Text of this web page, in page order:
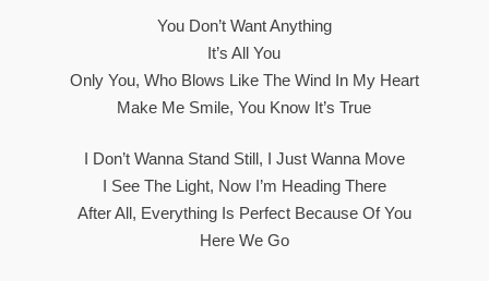
You Don’t Want Anything
It’s All You
Only You, Who Blows Like The Wind In My Heart
Make Me Smile, You Know It’s True
I Don’t Wanna Stand Still, I Just Wanna Move
I See The Light, Now I’m Heading There
After All, Everything Is Perfect Because Of You
Here We Go